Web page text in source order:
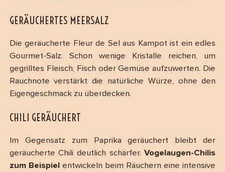
GERÄUCHERTES MEERSALZ
Die geräucherte Fleur de Sel aus Kampot ist ein edles
Gourmet-Salz. Schon wenige Kristalle reichen, um
gegrilltes Fleisch, Fisch oder Gemüse aufzuwerten. Die
Rauchnote verstärkt die natürliche Würze, ohne den
Eigengeschmack zu überdecken.
CHILI GERÄUCHERT
Im Gegensatz zum Paprika geräuchert bleibt der
geräucherte Chili deutlich schärfer.Vogelaugen-Chilis
zum Beispiel entwickeln beim Räuchern eine intensive